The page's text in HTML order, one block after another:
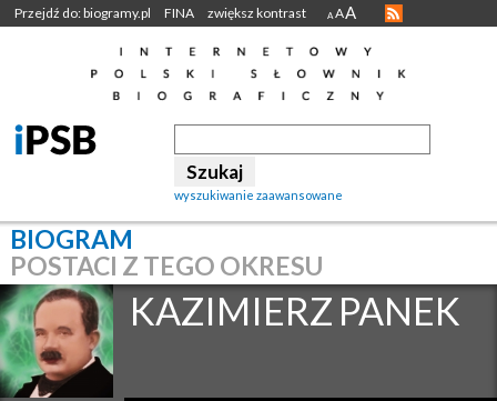
Przejdź do: biogramy.pl FINA zwiększ kontrast A AA
wyszukiwanie zaawansowane
BIOGRAM
POSTACI Z TEGO OKRESU
KAZIMIERZ PANEK